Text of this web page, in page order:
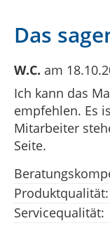
Das
W.C. am
Ich kann das
empfehlen. Es
Mitarbeiter
Seite.
Produktqualität:
Servicequalität: